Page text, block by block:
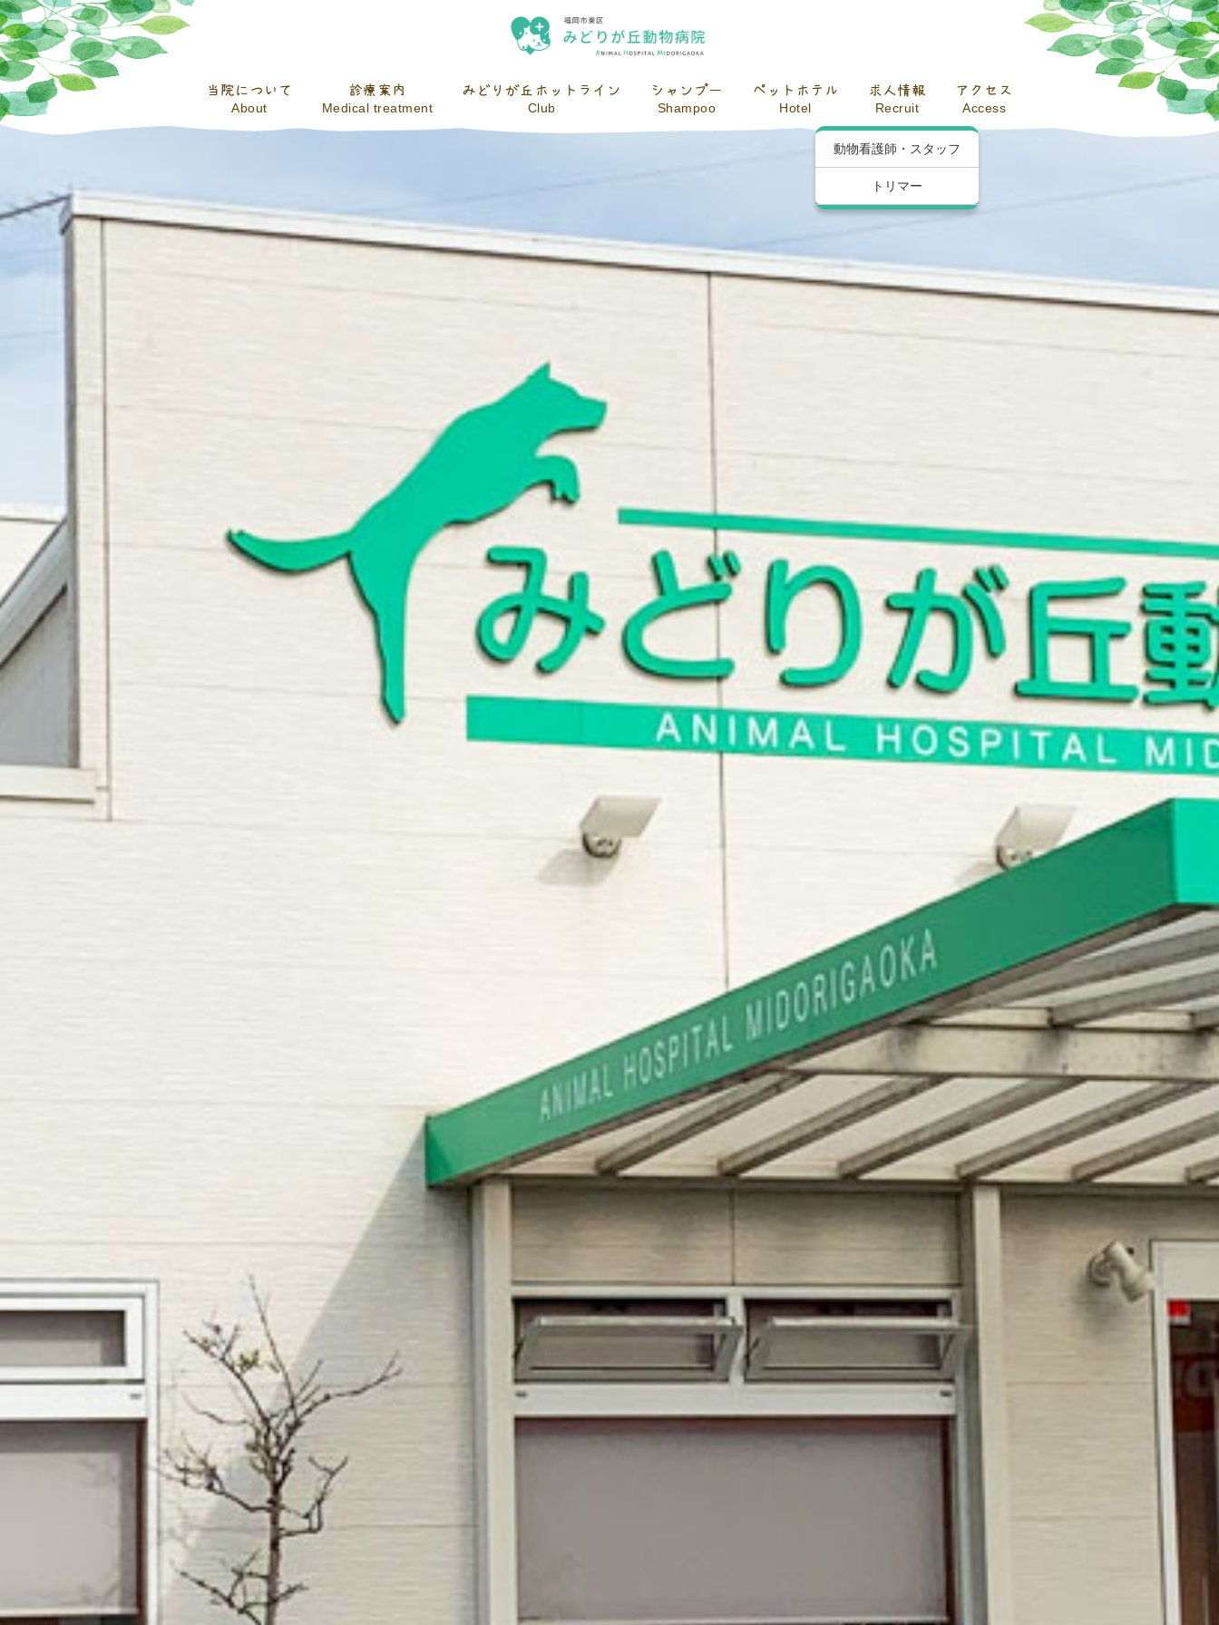
当院について
About
診療案内
Medical treatment
みどりが丘ホットライン
Club
シャンプー
Shampoo
ペットホテル
Hotel
求人情報
Recruit
動物看護師・スタッフ
トリマー
アクセス
Access